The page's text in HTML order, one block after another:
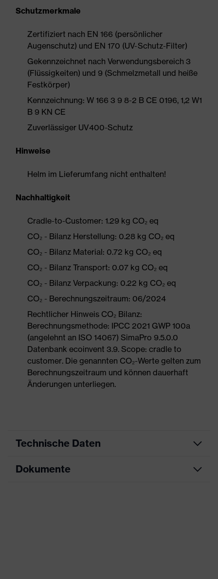
Schutzmerkmale
Zertifiziert nach EN 166 (persönlicher
Augenschutz) und EN 170 (UV-Schutz-Filter)
Gekennzeichnet nach Verwendungsbereich 3
(Flüssigkeiten) und 9 (Schmelzmetall und heiße
Festkörper)
Kennzeichnung: W 166 3 9 8-2 B CE 0196, 1,2 W1
B 9 KN CE
Zuverlässiger UV400-Schutz
Hinweise
Helm im Lieferumfang nicht enthalten!
Nachhaltigkeit
Cradle-to-Customer: 1.29 kg CO₂ eq
CO₂ - Bilanz Herstellung: 0.28 kg CO₂ eq
CO₂ - Bilanz Material: 0.72 kg CO₂ eq
CO₂ - Bilanz Transport: 0.07 kg CO₂ eq
CO₂ - Bilanz Verpackung: 0.22 kg CO₂ eq
CO₂ - Berechnungszeitraum: 06/2024
Rechtlicher Hinweis CO₂ Bilanz:
Berechnungsmethode: IPCC 2021 GWP 100a
(angelehnt an ISO 14067) SimaPro 9.5.0.0
Datenbank ecoinvent 3.9. Scope: cradle to
customer. Die genannten CO₂-Werte gelten zum
Berechnungszeitraum und können dauerhaft
Änderungen unterliegen.
Technische Daten
Produktart
Dokumente